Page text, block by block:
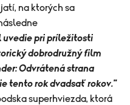
na ktorých sa
uvedie pri príležitosti
dobrodružný film
Odvrátená strana
tento rok dvadsať rokov."
superhviezda, ktorá